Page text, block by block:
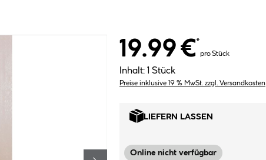
19.99 €*
pro Stück
Inhalt: 1 Stück
Preise inklusive 19 % MwSt. zzgl. Versandkosten
LIEFERN LASSEN
Online nicht verfügbar